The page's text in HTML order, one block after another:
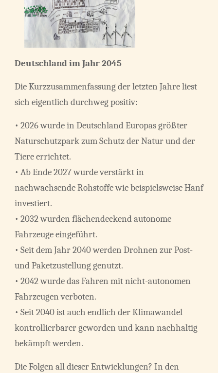
Deutschland im Jahr 2045
Die Kurzzusammenfassung der letzten Jahre liest
sich eigentlich durchweg positiv:
• 2026 wurde in Deutschland Europas größter
Naturschutzpark zum Schutz der Natur und der
Tiere errichtet.
• Ab Ende 2027 wurde verstärkt in
nachwachsende Rohstoffe wie beispielsweise Hanf
investiert.
• 2032 wurden flächendeckend autonome
Fahrzeuge eingeführt.
• Seit dem Jahr 2040 werden Drohnen zur Post-
und Paketzustellung genutzt.
• 2042 wurde das Fahren mit nicht-autonomen
Fahrzeugen verboten.
• Seit 2040 ist auch endlich der Klimawandel
kontrollierbarer geworden und kann nachhaltig
bekämpft werden.
Die Folgen all dieser Entwicklungen? In den